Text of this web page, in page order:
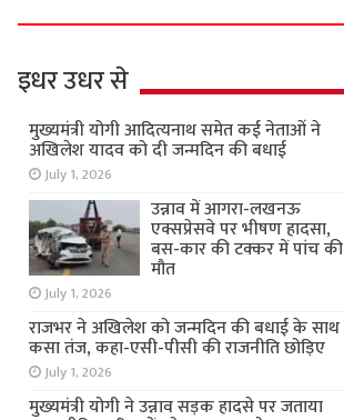
इधर उधर से
मुख्यमंत्री योगी आदित्यनाथ समेत कई नेताओं ने
अखिलेश यादव को दी जन्मदिन की बधाई
July 1, 2026
उन्नाव में आगरा-लखनऊ
एक्सप्रेसवे पर भीषण हादसा,
बस-कार की टक्कर में पांच की
मौत
July 1, 2026
राजभर ने अखिलेश को जन्मदिन की बधाई के साथ
कसा तंज, कहा-एसी-पीसी की राजनीति छोड़िए
July 1, 2026
मुख्यमंत्री योगी ने उन्नाव सड़क हादसे पर जताया